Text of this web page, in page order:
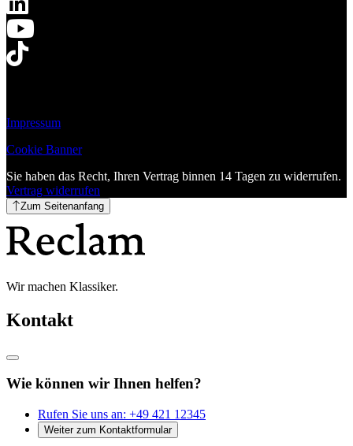
Impressum
Cookie Banner
Sie haben das Recht, Ihren Vertrag binnen 14 Tagen zu widerrufen.
Vertrag widerrufen
Zum Seitenanfang
Wir machen Klassiker.
Kontakt
Wie können wir Ihnen helfen?
Rufen Sie uns an: +49 421 12345